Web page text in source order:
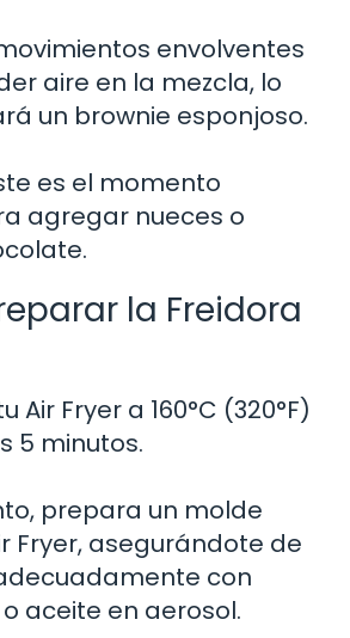
envolventes
aire en la mezcla, lo
un brownie esponjoso.
es el momento
agregar nueces o
la Freidora
Air Fryer a 160°C (320°F)
5 minutos.
prepara un molde
Fryer, asegurándote de
con
aceite en aerosol.